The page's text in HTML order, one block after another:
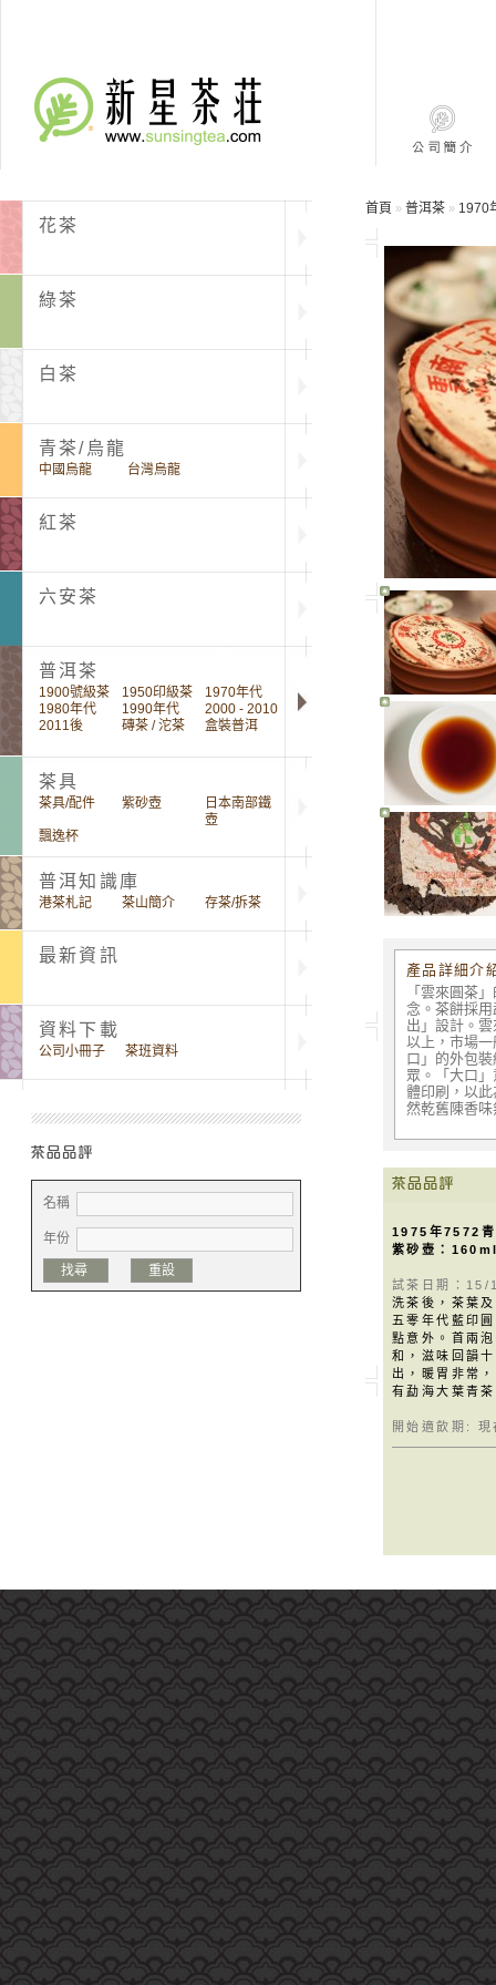
花茶
綠茶
白茶
青茶/烏龍
中國烏龍 台灣烏龍
紅茶
六安茶
普洱茶
1900號級茶 1950印級茶
1970年代
1980年代
1990年代
2000 - 2010
2011後
磚茶 / 沱茶 盒裝普洱
茶具
茶具/配件 紫砂壺
日本南部鐵
壺
飄逸杯
普洱知識庫
港茶札記 茶山簡介 存茶/拆茶
最新資訊
資料下載
公司小冊子 茶班資料
名稱
年份
找尋 重設
首頁 » 普洱茶 » 1970
產品詳細介
「雲來圓茶
念。茶餅採
出」設計。
以上，市場
口」的外包
眾。「大口
體印刷，以
然乾舊陳香
1975年7572
紫砂壺：
試茶日期：
洗茶後，茶葉
五零年代藍印
點意外。首兩
和，滋味回韻
出，暖胃非常
有勐海大葉青
開始適飲期: 現